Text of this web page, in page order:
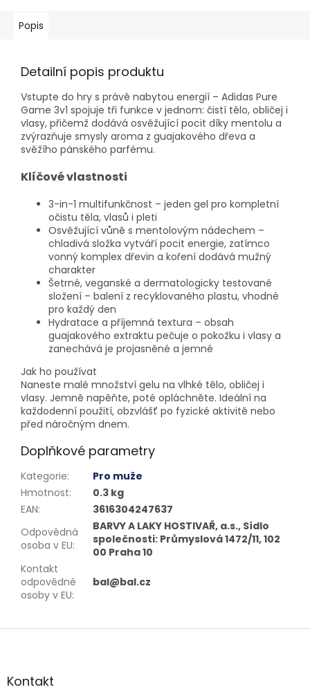
Popis
Detailní popis produktu
Vstupte do hry s právě nabytou energií – Adidas Pure
Game 3v1 spojuje tři funkce v jednom: čistí tělo, obličej i
vlasy, přičemž dodává osvěžující pocit díky mentolu a
zvýrazňuje smysly aroma z guajakového dřeva a
svěžího pánského parfému.
Klíčové vlastnosti
3-in-1 multifunkčnost – jeden gel pro kompletní
očistu těla, vlasů i pleti
Osvěžující vůně s mentolovým nádechem –
chladivá složka vytváří pocit energie, zatímco
vonný komplex dřevin a koření dodává mužný
charakter
Šetrné, veganské a dermatologicky testované
složení – balení z recyklovaného plastu, vhodné
pro každý den
Hydratace a příjemná textura – obsah
guajakového extraktu pečuje o pokožku i vlasy a
zanechává je projasněné a jemné
Jak ho používat
Naneste malé množství gelu na vlhké tělo, obličej i
vlasy. Jemně napěňte, poté opláchněte. Ideální na
každodenní použití, obzvlášť po fyzické aktivitě nebo
před náročným dnem.
Doplňkové parametry
Kategorie:
Pro muže
Hmotnost:
0.3 kg
EAN:
3616304247637
Odpovědná
osoba v EU:
BARVY A LAKY HOSTIVAŘ, a.s., Sídlo
společnosti: Průmyslová 1472/11, 102
00 Praha 10
Kontakt
odpovědné
osoby v EU:
bal@bal.cz
Z
aKontakt